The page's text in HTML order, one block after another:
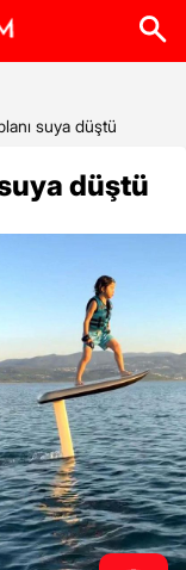
suya düştü
düştü